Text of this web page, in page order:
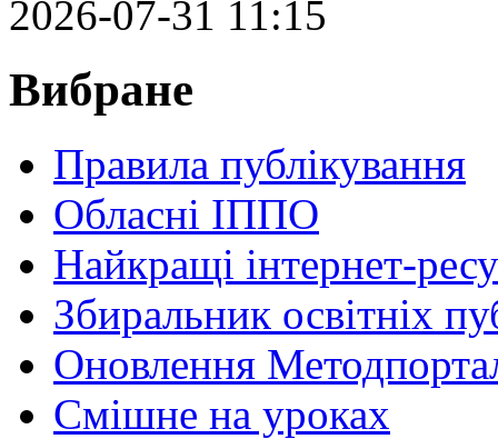
2026-07-31 11:15
Вибране
Правила публікування
Обласні ІППО
Найкращі інтернет-
Збиральник освітніх
Оновлення
Cмішне на уроках